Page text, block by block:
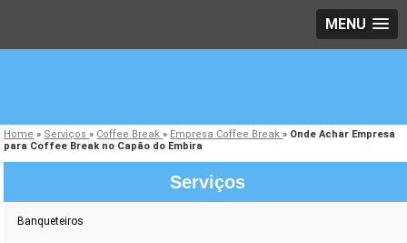
MENU
Home » Serviços» Coffee Break» Empresa Coffee Break» Onde Achar Empresa
para Coffee Break no Capão do Embira
Serviços
Banqueteiros